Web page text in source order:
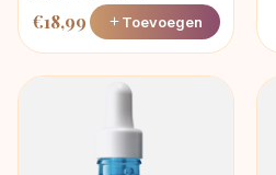
€18,99 Toevoegen